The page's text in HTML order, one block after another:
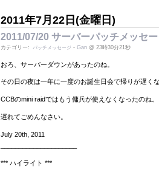
2011年7月22日(金曜日)
2011/07/20 サーバーパッチメッセ
カテゴリー: パッチメッセージ - Gan @ 23時30分21秒
おろ、サーバーダウンがあったのね。
その日の夜は一年に一度のお誕生日会で帰りが遅く
CCBのmini raidではもう傭兵が使えなくなったのね
遅れてごめんなさい。
July 20th, 2011
*** ハイライト ***